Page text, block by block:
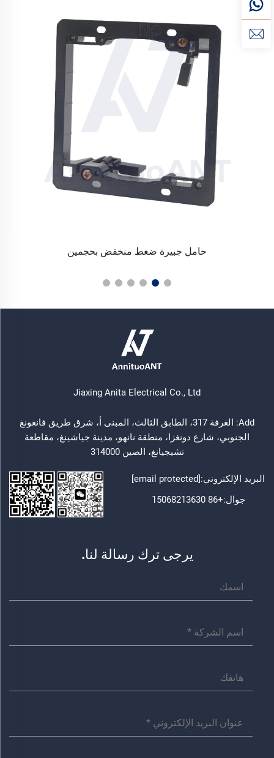
حامل جبيرة ضغط منخفض بحجمين
Jiaxing Anita Electrical Co., Ltd
Add: الغرفة 317، الطابق الثالث، المبنى أ، شرق طريق فانغونغ
الجنوبي، شارع دونغزا، منطقة نانهو، مدينة جياشينغ، مقاطعة
تشيجيانغ، الصين 314000
البريد الإلكتروني:[email protected]
جوال:+86 15068213630
يرجى ترك رسالة لنا.